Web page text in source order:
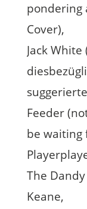
pondering
Cover),
Jack
Feeder
be waiting
The
Keane,